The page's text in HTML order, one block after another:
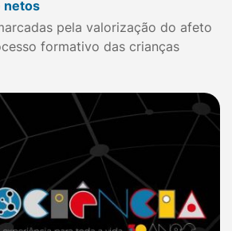
netos
pela valorização do afeto
formativo das crianças